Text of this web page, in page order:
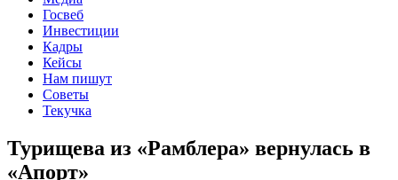
Госвеб
Инвестиции
Кадры
Кейсы
Нам пишут
Советы
Текучка
Турищева из «Рамблера» вернулась в
«Апорт»